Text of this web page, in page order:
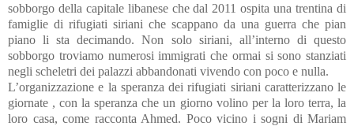
sobborgo della capitale libanese che dal 2011 ospita una trentina di
famiglie di rifugiati siriani che scappano da una guerra che pian
piano li sta decimando. Non solo siriani, all’interno di questo
sobborgo troviamo numerosi immigrati che ormai si sono stanziati
negli scheletri dei palazzi abbandonati vivendo con poco e nulla.
L’organizzazione e la speranza dei rifugiati siriani caratterizzano le
giornate , con la speranza che un giorno volino per la loro terra, la
loro casa, come racconta Ahmed. Poco vicino i sogni di Mariam